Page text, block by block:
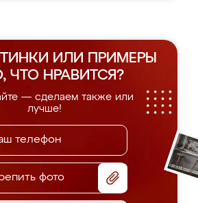
ИЛИ ПРИМЕРЫ
ЧТО НРАВИТСЯ?
— сделаем также или
лучше!
фото